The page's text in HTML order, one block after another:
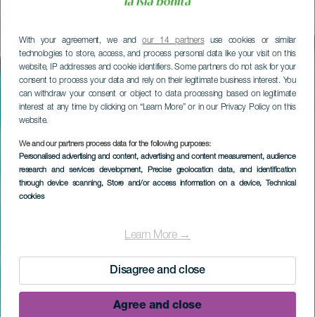
With your agreement, we andour 14 partnersuse cookies or similar
technologies to store, access, and process personal data like your visit on this
website, IP addresses and cookie identifiers. Some partners do not ask for your
consent to process your data and rely on their legitimate business interest. You
can withdraw your consent or object to data processing based on legitimate
interest at any time by clicking on “Learn More” or in our Privacy Policy on this
website.
We and our partners process data for the following purposes:
Personalised advertising and content, advertising and content measurement, audience
research and services development, Precise geolocation data, and identification
through device scanning, Store and/or access information on a device, Technical
cookies
Learn More →
Disagree and close
Agree and close